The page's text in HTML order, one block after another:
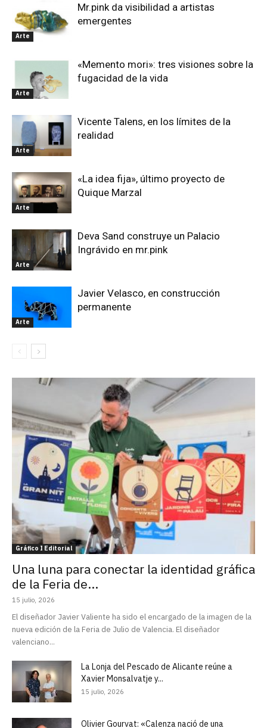
Arte
Mr.pink da visibilidad a artistas
emergentes
Arte
«Memento mori»: tres visiones sobre la
fugacidad de la vida
Arte
Vicente Talens, en los límites de la
realidad
Arte
«La idea fija», último proyecto de
Quique Marzal
Arte
Deva Sand construye un Palacio
Ingrávido en mr.pink
Arte
Javier Velasco, en construcción
permanente
Gráfico I Editorial
Una luna para conectar la identidad gráfica
de la Feria de...
15 julio, 2026
El diseñador Javier Valiente ha sido el encargado de la imagen de la
nueva edición de la Feria de Julio de Valencia. El diseñador
valenciano...
La Lonja del Pescado de Alicante reúne a
Xavier Monsalvatje y...
15 julio, 2026
Olivier Gourvat: «Calenza nació de una